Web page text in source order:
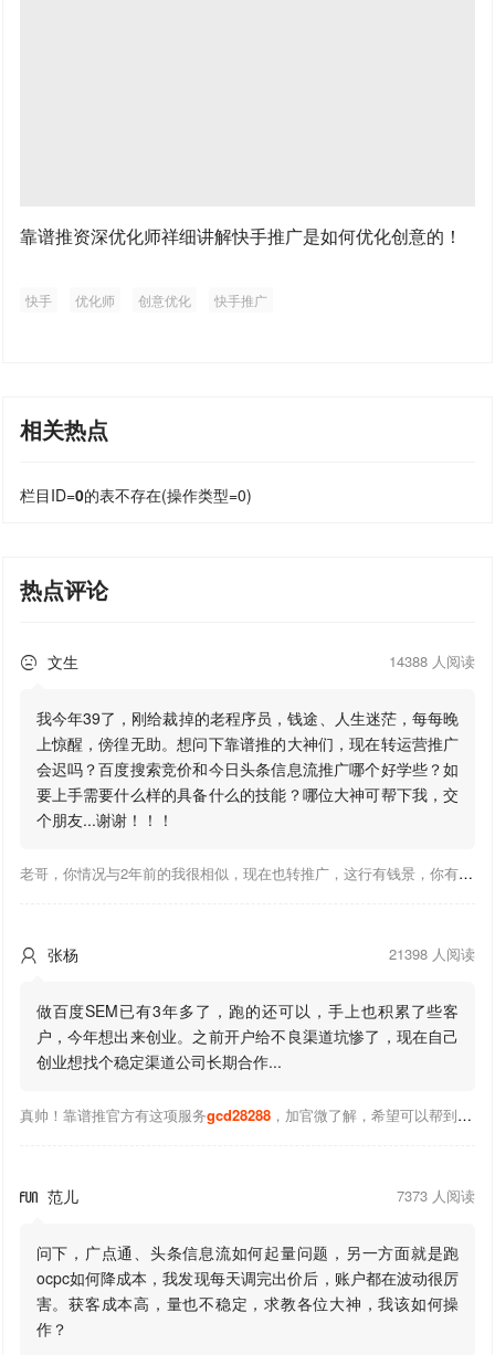
靠谱推资深优化师祥细讲解快手推广是如何优化创意的！
快手 优化师 创意优化 快手推广
相关热点
栏目ID=0的表不存在(操作类型=0)
热点评论
 文生 14388 人阅读
我今年39了，刚给裁掉的老程序员，钱途、人生迷茫，每每晚
上惊醒，傍徨无助。想问下靠谱推的大神们，现在转运营推广
会迟吗？百度搜索竞价和今日头条信息流推广哪个好学些？如
要上手需要什么样的具备什么的技能？哪位大神可帮下我，交
个朋友...谢谢！！！
老哥，你情况与2年前的我很相似，现在也转推广，这行有钱景，你有基础上手会比较快，不必担心。至于学竞价还是信息流哪个好，我是信息流广告入手，现在迷上靠谱推关注大神们的营销推广干货。有空你也可多泡下这站，真能学到不少东西；希望可以帮到你！
 张杨 21398 人阅读
做百度SEM已有3年多了，跑的还可以，手上也积累了些客
户，今年想出来创业。之前开户给不良渠道坑惨了，现在自己
创业想找个稳定渠道公司长期合作...
真帅！靠谱推官方有这项服务gcd28288，加官微了解，希望可以帮到你！
 范儿 7373 人阅读
问下，广点通、头条信息流如何起量问题，另一方面就是跑
ocpc如何降成本，我发现每天调完出价后，账户都在波动很厉
害。获客成本高，量也不稳定，求教各位大神，我该如何操
作？